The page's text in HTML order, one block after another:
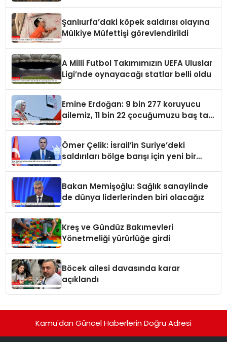
Şanlıurfa’daki köpek saldırısı olayına
Mülkiye Müfettişi görevlendirildi
A Milli Futbol Takımımızın UEFA Uluslar
Ligi’nde oynayacağı statlar belli oldu
Emine Erdoğan: 9 bin 277 koruyucu
ailemiz, 11 bin 22 çocuğumuzu baş tacı
Ömer Çelik: İsrail’in Suriye’deki
saldırıları bölge barışı için yeni bir
Bakan Memişoğlu: Sağlık sanayiinde
de dünya liderlerinden biri olacağız
Kreş ve Gündüz Bakımevleri
Yönetmeliği yürürlüğe girdi
Böcek ailesi davasında karar
açıklandı
Kamu'dan Güncel Haberlerin Doğru Adresi